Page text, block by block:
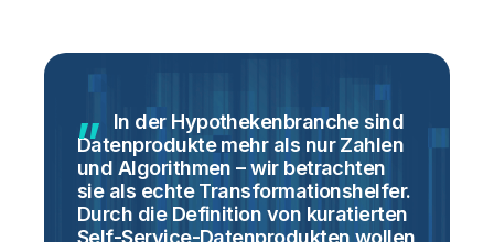
In der Hypothekenbranche sind
Datenprodukte mehr als nur Zahlen
und Algorithmen – wir betrachten
sie als echte Transformationshelfer.
Durch die Definition von kuratierten
Self-Service-Datenprodukten wollen